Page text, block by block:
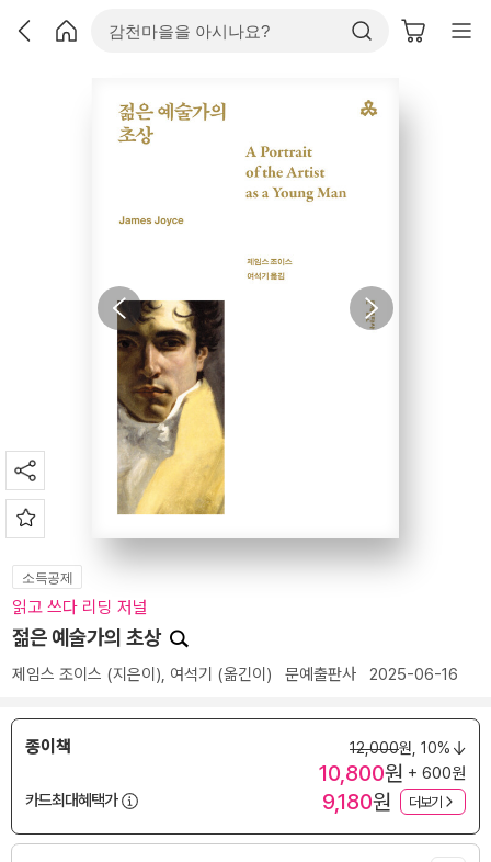
소득공제
읽고 쓰다 리딩 저널
젊은 예술가의 초상
제임스 조이스 (지은이), 여석기 (옮긴이) 문예출판사 2025-06-16
종이책 12,000원, 10%
10,800원 + 600원
카드최대혜택가
9,180원 더보기